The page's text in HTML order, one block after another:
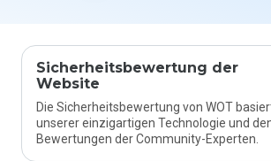
Sicherheitsbewertung der
Website
Die Sicherheitsbewertung von WOT
unserer einzigartigen Technologie und
Bewertungen der Community-Experten.